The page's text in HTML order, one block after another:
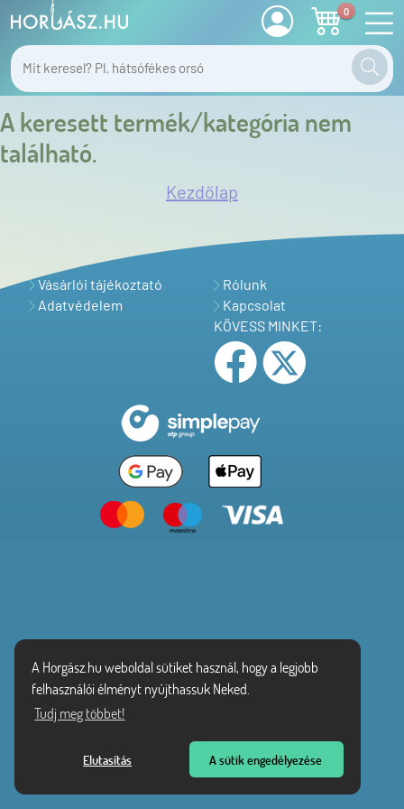
A Horgász.hu weboldal sütiket használ, hogy a legjobb
felhasználói élményt nyújthassuk Neked.
Tudj meg többet!
Elutasítás A sütik engedélyezése
0
A keresett termék/kategória nem
található.
Kezdőlap
Vásárlói tájékoztató
Adatvédelem
Rólunk
Kapcsolat
KÖVESS MINKET: